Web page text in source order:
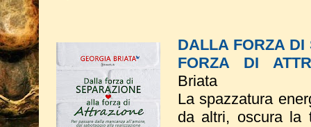
DALLA FORZA
FORZA DI
Briata
La spazzatura
da altri, oscura la